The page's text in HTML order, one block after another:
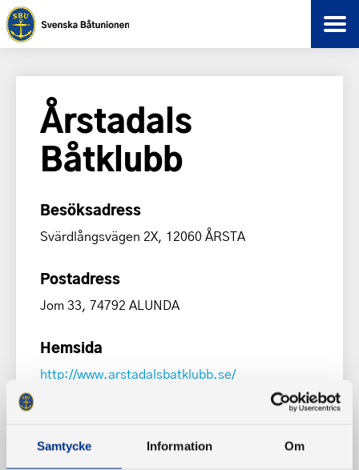
Samtycke Information Om
Årstadals
Båtklubb
Besöksadress
Svärdlångsvägen 2X, 12060 ÅRSTA
Postadress
Jom 33, 74792 ALUNDA
Hemsida
http://www.arstadalsbatklubb.se/